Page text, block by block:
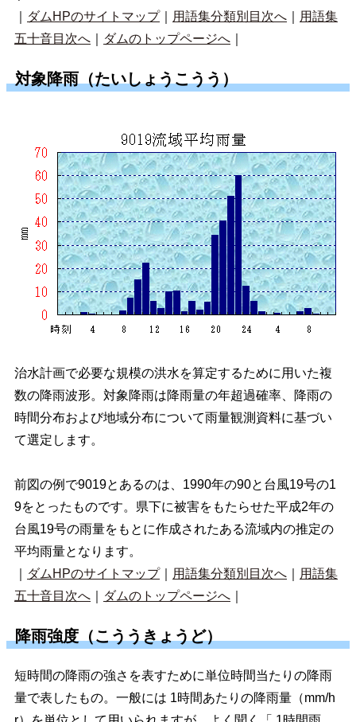
ダムHPのサイトマップ｜ 用語集分類別目次へ
用語集
五十音目次へ
ダムのトップページへ
対象降雨（たいしょうこうう）
治水計画で必要な規模の洪水を算定するために用いた複
数の降雨波形。対象降雨は降雨量の年超過確率、降雨の
時間分布および地域分布について雨量観測資料に基づい
て選定します。
前図の例で9019とあるのは、1990年の90と台風19号の1
9をとったものです。県下に被害をもたらせた平成2年の
台風19号の雨量をもとに作成されたある流域内の推定の
平均雨量となります。
ダムHPのサイトマップ｜ 用語集分類別目次へ
用語集
五十音目次へ
ダムのトップページへ
降雨強度（こううきょうど）
短時間の降雨の強さを表すために単位時間当たりの降雨
量で表したもの。一般には 1時間あたりの降雨量（mm/h